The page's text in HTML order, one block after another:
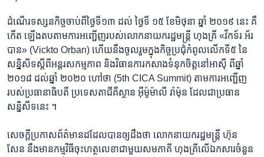
ដំណើរ​ទស្សនកិច្ច​ចាប់ពី​ថ្ងៃទី១៣ ​ដល់ ​ថ្ងៃទី ​១៥​ ខែមិថុនា​ ឆ្នាំ ​២០១៩​ នេះ​ គឺ
កើត ឡើង​តប​តាមការ​អញ្ជើញ​របស់​លោក​នាយក​រដ្ឋមន្ត្រី ​ហុងគ្រី​ ‍«វីកទ័រ អ័រ
បាន‍» ​(Vickto Orban) ​ហើយនឹង​ចូលរួម​ក្នុងកិច្ច​ប្រជុំ​កំពូល​លើក​ទី៥​ នៃ​
សន្និសីទ​ស្តីពី​អន្តរសកម្មភាព និង​វិធានការ​កសាង​ទំនុកចិត្ត​នៅអាស៊ី​ ពីឆ្នាំ​
២០១៨​ ដល់ឆ្នាំ​ ២០២០​ ហៅថា​ (5th CICA Summit) ​តាមការ​អញ្ជើញ​
របស់​ប្រធានាធិបតី​ ប្រទេស​តាជីគីស្ថាន​ អ៊ីម៉ូម៉ាលី រ៉ាម៉ុន​ ដែលជា​ប្រធាន​
សន្និសីទ​នេះ ។
សេចក្តី​ប្រកាសព័ត៌​មាន​ដដែល​បានឲ្យ​ដឹងថា​ លោក​នាយក​រដ្ឋមន្ត្រី​ ហ៊ុន
សែន ​នឹង​មាន​កម្មវិធី​ចុះហត្ថ​លេខា​ជាមួយ​សមភាគី ​ហុងគ្រី​លើ​ឯកសារ​ចំនួន​